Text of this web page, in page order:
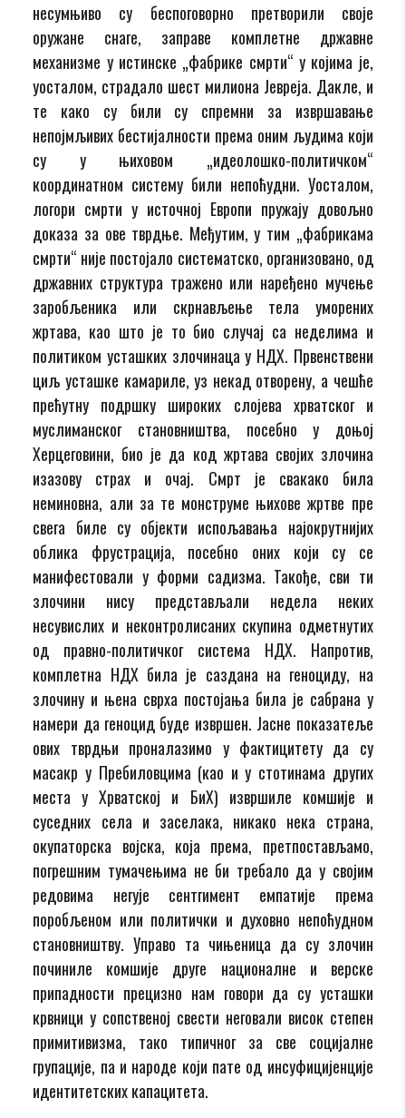
несумњиво су беспоговорно претворили своје
оружане снаге, заправе комплетне државне
механизме у истинске „фабрике смрти“ у којима је,
уосталом, страдало шест милиона Јевреја. Дакле, и
те како су били су спремни за извршавање
непојмљивих бестијалности према оним људима који
су у њиховом „идеолошко-политичком“
координатном систему били непоћудни. Уосталом,
логори смрти у источној Европи пружају довољно
доказа за ове тврдње. Међутим, у тим „фабрикама
смрти“ није постојало систематско, организовано, од
државних структура тражено или наређено мучење
заробљеника или скрнављење тела уморених
жртава, као што је то био случај са неделима и
политиком усташких злочинаца у НДХ. Првенствени
циљ усташке камариле, уз некад отворену, а чешће
прећутну подршку широких слојева хрватског и
муслиманског становништва, посебно у доњој
Херцеговини, био је да код жртава својих злочина
изазову страх и очај. Смрт је свакако била
неминовна, али за те монструме њихове жртве пре
свега биле су објекти испољавања најокрутнијих
облика фрустрација, посебно оних који су се
манифестовали у форми садизма. Такође, сви ти
злочини нису представљали недела неких
несувислих и неконтролисаних скупина одметнутих
од правно-политичког система НДХ. Напротив,
комплетна НДХ била је саздана на геноциду, на
злочину и њена сврха постојања била је сабрана у
намери да геноцид буде извршен. Јасне показатеље
ових тврдњи проналазимо у фактицитету да су
масакр у Пребиловцима (као и у стотинама других
места у Хрватској и БиХ) извршиле комшије и
суседних села и заселака, никако нека страна,
окупаторска војска, која према, претпостављамо,
погрешним тумачењима не би требало да у својим
редовима негује сентгимент емпатије према
поробљеном или политички и духовно непоћудном
становништву. Управо та чињеница да су злочин
починиле комшије друге националне и верске
припадности прецизно нам говори да су усташки
крвници у сопственој свести неговали висок степен
примитивизма, тако типичног за све социјалне
групације, па и народе који пате од инсуфицијенције
идентитетских капацитета.